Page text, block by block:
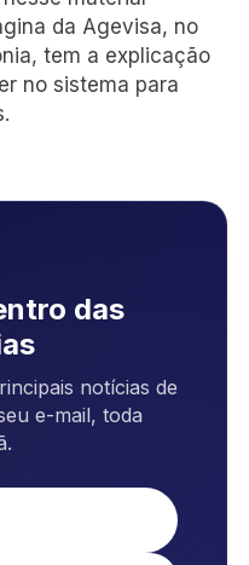
da Agevisa, no
tem a explicação
no sistema para
das
notícias de
e-mail, toda